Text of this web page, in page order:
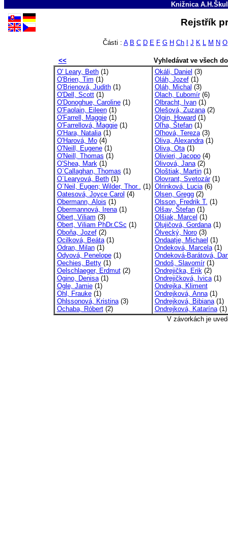
Knižnica
Rejstřík
Části : A B C D E F G H Ch J K L M N O
<<
Vyhledávat ve všech
O' Leary, Beth(1)
O'Brien, Tim (1)
O'Brienová, Judith(1)
O'Dell, Scott(1)
O'Donoghue, Caroline(1)
O'Faolain, Eileen(1)
O'Farrell, Maggie(1)
O'Farrellová, Maggie(1)
O'Hara, Natalia(1)
O'Harová, Mo(4)
O'Neill, Eugene(1)
O'Neill, Thomas (1)
O'Shea, Mark(1)
O`Callaghan, Thomas (1)
O´Learyová, Beth(1)
O´Neil, Eugen; Wilder, Thor.. (1)
Oatesová, Joyce Carol (4)
Obermann, Alois (1)
Obermannová, Irena(1)
Obert, Viliam (3)
Obert, Viliam PhDr.CSc (1)
Oboňa, Jozef(2)
Ocilková, Beáta(1)
Odran, Milan(1)
Odyová, Penelope(1)
Oechies, Betty(1)
Oelschlaeger, Erdmut(2)
Ogino, Denisa(1)
Ogle, Jamie(1)
Ohl, Frauke(1)
Ohlssonová, Kristina(3)
Ochaba, Róbert(2)
Okáli, Daniel (3)
Oláh, Jozef(1)
Oláh, Michal (3)
Olach, Ľubomír(6)
Olbracht, Ivan(1)
Olešová, Zuzana(2)
Olgin, Howard (1)
Oľha, Štefan(1)
Oľhová, Tereza(3)
Oliva, Alexandra(1)
Oliva, Ota(1)
Olivieri, Jacopo(4)
Olivová, Jana(2)
Ološtiak, Martin(1)
Olovrant, Svetozár(1)
Olrinková, Lucia(6)
Olsen, Gregg(2)
Olsson, Fredrik T. (1)
Olšav, Štefan(1)
Olšiak, Marcel (1)
Olujičová, Gordana(1)
Ölvecký, Noro(3)
Ondaatje, Michael (1)
Ondeková, Marcela(1)
Ondeková-Barátová,
Ondoš, Slavomír(1)
Ondrejička, Erik(2)
Ondrejičková, Ivica(1)
Ondrejka, Kliment
Ondrejková, Anna(1)
Ondrejková, Bibiana(1)
Ondrejková, Katarína(1)
V závorkách je